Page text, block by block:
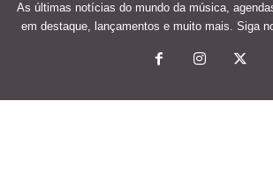
As últimas notícias do mundo da música,
em destaque, lançamentos e muito mais. Siga